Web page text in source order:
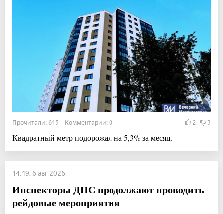
Прочитали: 615 Комментарии: 0 2 3
Квадратный метр подорожал на 5,3% за месяц.
14:19, 6 авг 2026
Инспекторы ДПС продолжают проводить
рейдовые мероприятия